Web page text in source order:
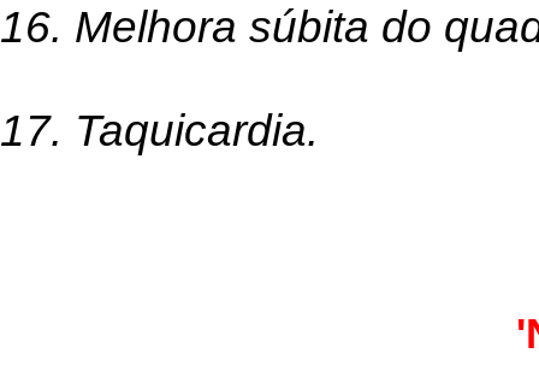
16. Melhora súbita do
17. Taquicardia.
'